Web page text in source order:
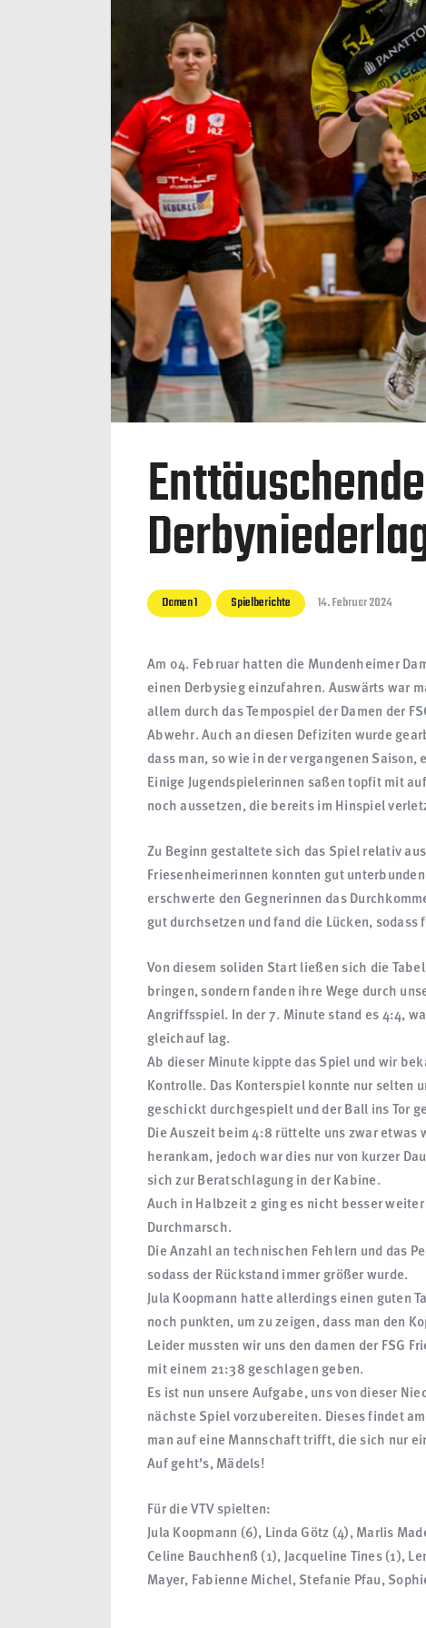
Enttäuschende
Damen 1 Spielberichte 14. Februar 2024
Am 04. Februar hatten die Mundenheimer
einen Derbysieg einzufahren. Auswärts war
allem durch das Tempospiel der Damen der
Abwehr. Auch an diesen Defiziten wurde
dass man, so wie in der vergangenen
Einige Jugendspielerinnen saßen topfit mit
noch aussetzen, die bereits im Hinspiel
Zu Beginn gestaltete sich das Spiel relativ
Friesenheimerinnen konnten gut
erschwerte den Gegnerinnen das
gut durchsetzen und fand die Lücken,
Von diesem soliden Start ließen sich die
bringen, sondern fanden ihre Wege durch
Angriffsspiel. In der 7. Minute stand es 4:4,
gleichauf lag.
Ab dieser Minute kippte das Spiel und wir
Kontrolle. Das Konterspiel konnte nur selten
geschickt durchgespielt und der Ball ins Tor
Die Auszeit beim 4:8 rüttelte uns zwar etwas
herankam, jedoch war dies nur von kurzer
sich zur Beratschlagung in der Kabine.
Auch in Halbzeit 2 ging es nicht besser
Durchmarsch.
Die Anzahl an technischen Fehlern und das
sodass der Rückstand immer größer wurde.
Jula Koopmann hatte allerdings einen guten
noch punkten, um zu zeigen, dass man den
Leider mussten wir uns den damen der FSG
mit einem 21:38 geschlagen geben.
Es ist nun unsere Aufgabe, uns von dieser
nächste Spiel vorzubereiten. Dieses findet
man auf eine Mannschaft trifft, die sich nur
Auf geht’s, Mädels!
Für die VTV spielten:
Jula Koopmann (6), Linda Götz (4), Marlis
Celine Bauchhenß (1), Jacqueline Tines (1),
Mayer, Fabienne Michel, Stefanie Pfau,